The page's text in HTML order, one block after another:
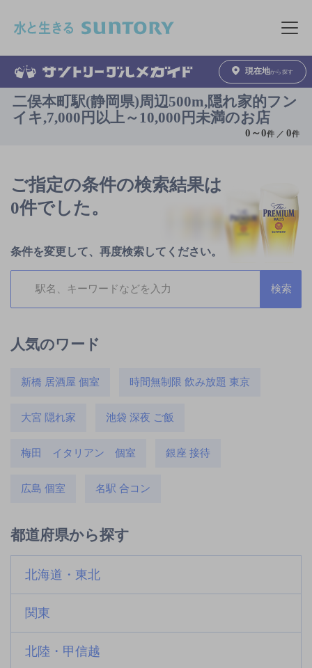
メニュ
現在地から探す
二俣本町駅(静岡県)周辺500m,隠れ家的フン
イキ,7,000円以上～10,000円未満のお店
0 ～0件 ／0件
ご指定の条件の検索結果は
0件でした。
条件を変更して、再度検索してください。
人気のワード
新橋 居酒屋 個室 時間無制限 飲み放題 東京
大宮 隠れ家 池袋 深夜 ご飯
梅田 イタリアン 個室 銀座 接待
広島 個室 名駅 合コン
都道府県から探す
北海道・東北
関東
北陸・甲信越